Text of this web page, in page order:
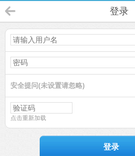
登录
安全提问(未设置请忽略)
点击重新加载
登录